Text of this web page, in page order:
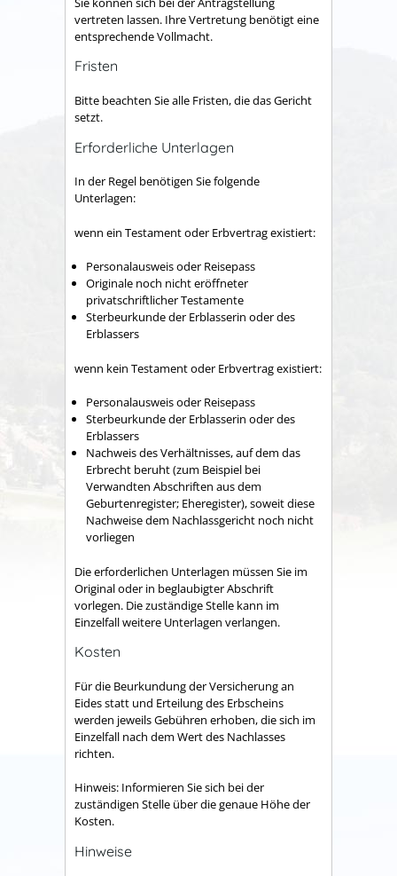
vertreten lassen. Ihre Vertretung benötigt eine
entsprechende Vollmacht.
Fristen
Bitte beachten Sie alle Fristen, die das Gericht
setzt.
Erforderliche Unterlagen
In der Regel benötigen Sie folgende
Unterlagen:
wenn ein Testament oder Erbvertrag existiert:
Personalausweis oder Reisepass
Originale noch nicht eröffneter
privatschriftlicher Testamente
Sterbeurkunde der Erblasserin oder des
Erblassers
wenn kein Testament oder Erbvertrag existiert:
Personalausweis oder Reisepass
Sterbeurkunde der Erblasserin oder des
Erblassers
Nachweis des Verhältnisses, auf dem das
Erbrecht beruht (zum Beispiel bei
Verwandten Abschriften aus dem
Geburtenregister; Eheregister), soweit diese
Nachweise dem Nachlassgericht noch nicht
vorliegen
Die erforderlichen Unterlagen müssen Sie im
Original oder in beglaubigter Abschrift
vorlegen. Die zuständige Stelle kann im
Einzelfall weitere Unterlagen verlangen.
Kosten
Für die Beurkundung der Versicherung an
Eides statt und Erteilung des Erbscheins
werden jeweils Gebühren erhoben, die sich im
Einzelfall nach dem Wert des Nachlasses
richten.
Hinweis: Informieren Sie sich bei der
zuständigen Stelle über die genaue Höhe der
Kosten.
Hinweise